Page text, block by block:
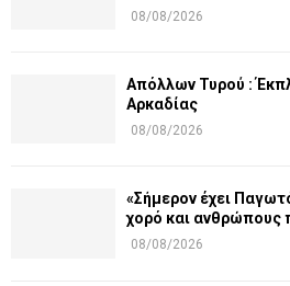
08/08/2026
Απόλλων Τυρού :
Αρκαδίας
08/08/2026
«Σήμερον έχει
χορό και ανθρώπους
08/08/2026